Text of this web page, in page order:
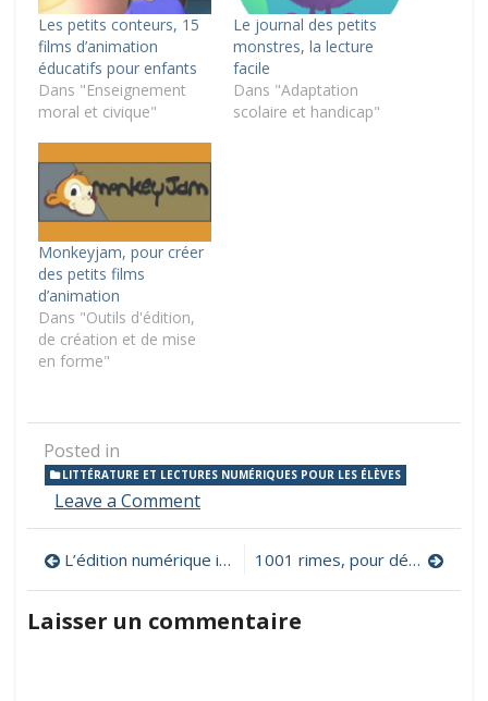
Les petits conteurs, 15
films d’animation
éducatifs pour enfants
Dans "Enseignement
moral et civique"
Le journal des petits
monstres, la lecture
facile
Dans "Adaptation
scolaire et handicap"
Monkeyjam, pour créer
des petits films
d’animation
Dans "Outils d'édition,
de création et de mise
en forme"
Posted in
LITTÉRATURE ET LECTURES NUMÉRIQUES POUR LES ÉLÈVES
Leave a Commenton
chaine
d’histoires
pour
Navigation
de
l’article
L’édition numérique illustrée de la déclaration universelle des droits de l’homme 1001 rimes, pour développer la créativité des élèves
Laisser un commentaire